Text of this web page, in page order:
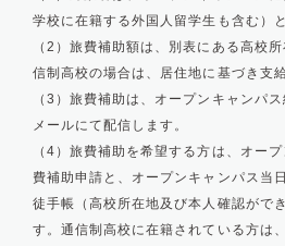
学校に在籍する外国人留学生も含む）
（2）旅費補助額は、別表にある高校
信制高校の場合は、居住地に基づき支
（3）旅費補助は、オープンキャンパス
メールにて配信します。
（4）旅費補助を希望する方は、オー
費補助申請と、オープンキャンパス当
徒手帳（高校所在地及び本人確認がで
す。通信制高校に在籍されている方は